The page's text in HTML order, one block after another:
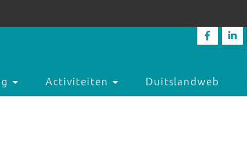
Activiteiten Duitslandweb